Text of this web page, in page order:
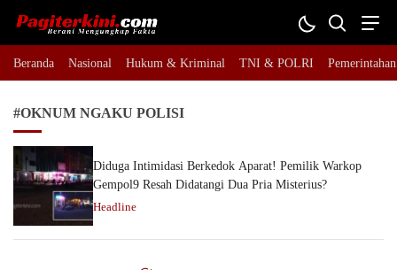
Pagiterkini.com
Berani Mengungkap Fakta
Beranda Nasional Hukum & Kriminal TNI & POLRI Pemerintahan
#OKNUM NGAKU POLISI
Diduga Intimidasi Berkedok Aparat! Pemilik Warkop
Gempol9 Resah Didatangi Dua Pria Misterius?
Headline